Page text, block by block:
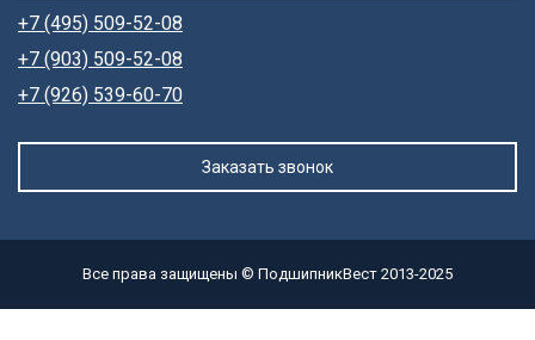
+7 (495) 509-52-08
+7 (903) 509-52-08
+7 (926) 539-60-70
Заказать звонок
Все права защищены © ПодшипникВест 2013-2025